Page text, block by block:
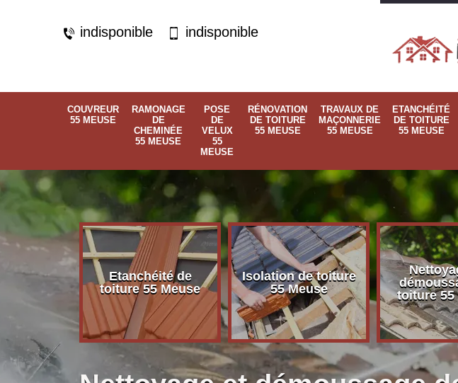
indisponible indisponible
COUVREUR
55 MEUSE
RAMONAGE
DE
CHEMINÉE
55 MEUSE
POSE
DE
VELUX
55
MEUSE
RÉNOVATION
DE TOITURE
55 MEUSE
TRAVAUX DE
MAÇONNERIE
55 MEUSE
ETANCHÉITÉ
DE TOITURE
55 MEUSE
Etanchéité de
toiture 55 Meuse
Isolation de toiture
55 Meuse
toiture 55